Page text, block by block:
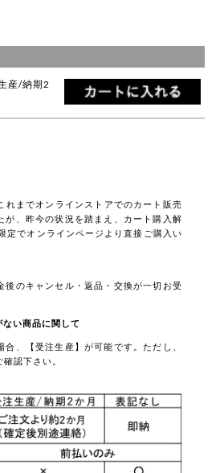
産/納期2
までオンラインストアでのカート販売
が、昨今の状況を踏まえ、カート購入解
定でオンラインページより直接ご購入い
後のキャンセル・返品・交換が一切お受
い商品に関して
合、【受注生産】が可能です。ただし、
認下さい。